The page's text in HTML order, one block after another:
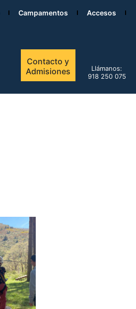
Campamentos
Accesos
Contacto y
Admisiones
Llámanos:
918 250 075